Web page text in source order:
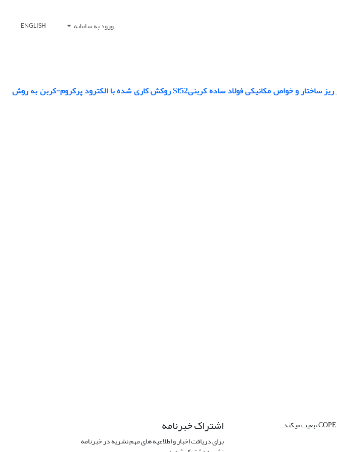
ورود به سامانه ENGLISH
تاثیر حضور لایه میانی فولاد زنگ نزن آستنیتی309 بر ریز ساختار و خواص مکانیکی فولاد ساده کربنیSt52 روکش کاری شده با الکترود پرکروم-کربن به روش
اشتراک خبرنامه
برای دریافت اخبار و اطلاعیه های مهم نشریه در خبرنامه